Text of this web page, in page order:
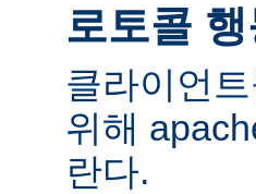
로토콜
클라이언
위해
란다.